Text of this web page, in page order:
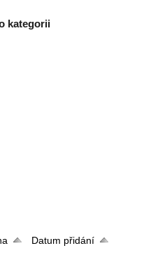
kategorii
Datum přidání